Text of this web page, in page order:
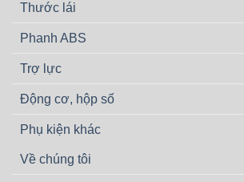
Thước lái
Phanh ABS
Trợ lực
Động cơ, hộp số
Phụ kiện khác
Về chúng tôi